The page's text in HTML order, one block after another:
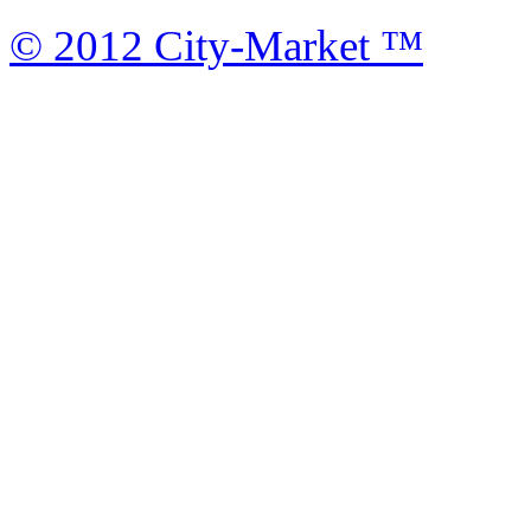
© 2012 City-Market ™